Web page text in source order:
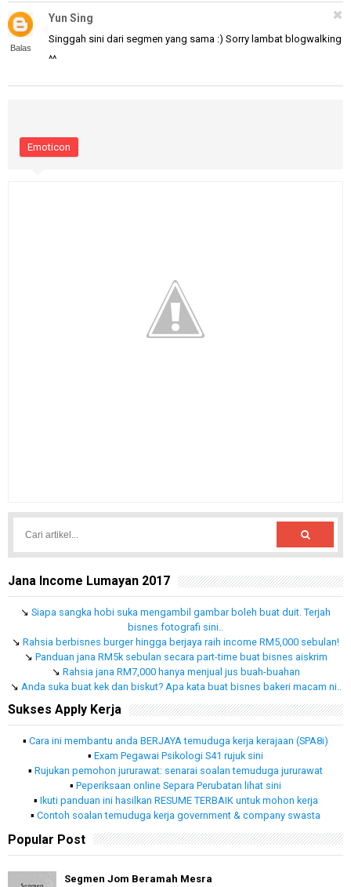
Balas
Yun Sing
Singgah sini dari segmen yang sama :) Sorry lambat blogwalking
^^
Emoticon
Jana Income Lumayan 2017
↘ Siapa sangka hobi suka mengambil gambar boleh buat duit. Terjah
bisnes fotografi sini..
↘ Rahsia berbisnes burger hingga berjaya raih income RM5,000 sebulan!
↘ Panduan jana RM5k sebulan secara part-time buat bisnes aiskrim
↘ Rahsia jana RM7,000 hanya menjual jus buah-buahan
↘ Anda suka buat kek dan biskut? Apa kata buat bisnes bakeri macam ni..
Sukses Apply Kerja
▪ Cara ini membantu anda BERJAYA temuduga kerja kerajaan (SPA8i)
▪ Exam Pegawai Psikologi S41 rujuk sini
▪ Rujukan pemohon jururawat: senarai soalan temuduga jururawat
▪ Peperiksaan online Separa Perubatan lihat sini
▪ Ikuti panduan ini hasilkan RESUME TERBAIK untuk mohon kerja
▪ Contoh soalan temuduga kerja government & company swasta
Popular Post
Segmen Jom Beramah Mesra